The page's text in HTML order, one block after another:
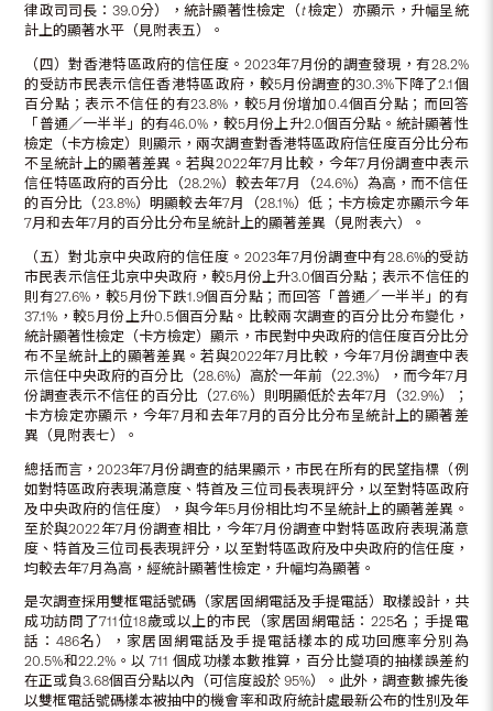
律政司司長：39.0分），統計顯著性檢定（t檢定）亦顯示，升幅呈統
計上的顯著水平（見附表五）。
（四）對香港特區政府的信任度。2023年7月份的調查發現，有28.2%
的受訪市民表示信任香港特區政府，較5月份調查的30.3%下降了2.1個
百分點；表示不信任的有23.8%，較5月份增加0.4個百分點；而回答
「普通／一半半」的有46.0%，較5月份上升2.0個百分點。統計顯著性
檢定（卡方檢定）則顯示，兩次調查對香港特區政府信任度百分比分布
不呈統計上的顯著差異。若與2022年7月比較，今年7月份調查中表示
信任特區政府的百分比（28.2%）較去年7月（24.6%）為高，而不信任
的百分比（23.8%）明顯較去年7月（28.1%）低；卡方檢定亦顯示今年
7月和去年7月的百分比分布呈統計上的顯著差異（見附表六）。
（五）對北京中央政府的信任度。2023年7月份調查中有28.6%的受訪
市民表示信任北京中央政府，較5月份上升3.0個百分點；表示不信任的
則有27.6%，較5月份下跌1.9個百分點；而回答「普通／一半半」的有
37.1%，較5月份上升0.5個百分點。比較兩次調查的百分比分布變化，
統計顯著性檢定（卡方檢定）顯示，市民對中央政府的信任度百分比分
布不呈統計上的顯著差異。若與2022年7月比較，今年7月份調查中表
示信任中央政府的百分比（28.6%）高於一年前（22.3%），而今年7月
份調查表示不信任的百分比（27.6%）則明顯低於去年7月（32.9%）；
卡方檢定亦顯示，今年7月和去年7月的百分比分布呈統計上的顯著差
異（見附表七）。
總括而言，2023年7月份調查的結果顯示，市民在所有的民望指標（例
如對特區政府表現滿意度、特首及三位司長表現評分，以至對特區政府
及中央政府的信任度），與今年5月份相比均不呈統計上的顯著差異。
至於與2022年7月份調查相比，今年7月份調查中對特區政府表現滿意
度、特首及三位司長表現評分，以至對特區政府及中央政府的信任度，
均較去年7月為高，經統計顯著性檢定，升幅均為顯著。
是次調查採用雙框電話號碼（家居固網電話及手提電話）取樣設計，共
成功訪問了711位18歲或以上的市民（家居固網電話：225名；手提電
話：486名），家居固網電話及手提電話樣本的成功回應率分別為
20.5%和22.2%。以 711 個成功樣本數推算，百分比變項的抽樣誤差約
在正或負3.68個百分點以內（可信度設於 95%）。此外，調查數據先後
以雙框電話號碼樣本被抽中的機會率和政府統計處最新公布的性別及年